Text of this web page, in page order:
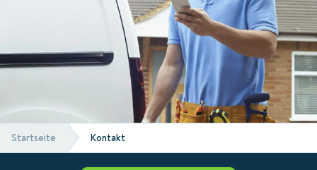
Startseite Kontakt